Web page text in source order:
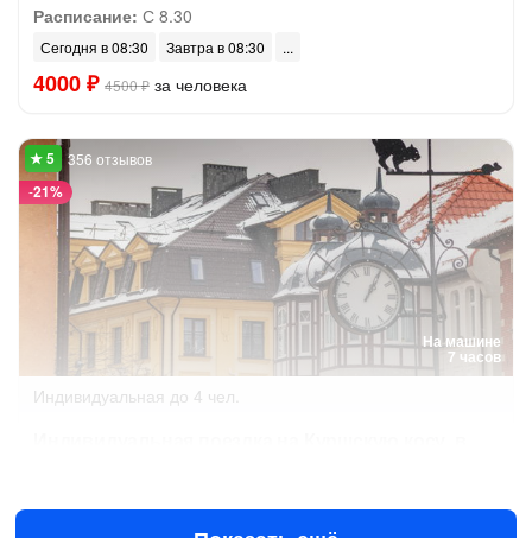
Расписание: С 8.30
Сегодня в 08:30 Завтра в 08:30
4000 ₽ 4500 ₽ за человека
На машине
7 часов
-21%
356 отзывов
Индивидуальная до 4 чел.
17 064 ₽ за всё до 4 чел.